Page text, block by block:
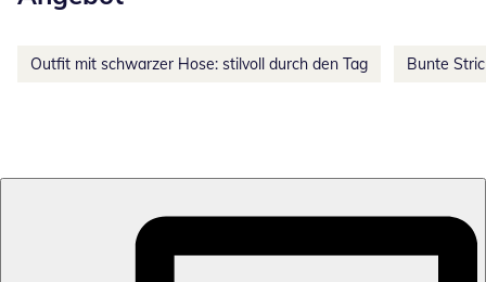
Outfit mit schwarzer Hose: stilvoll durch den Tag Bunte